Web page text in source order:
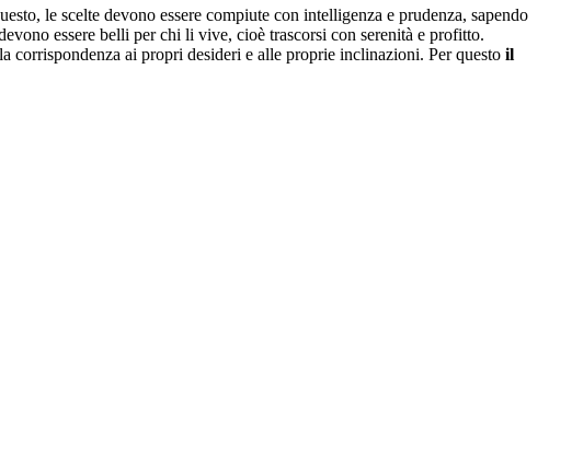
le scelte devono essere compiute con intelligenza e prudenza, sapendo
essere belli per chi li vive, cioè trascorsi con serenità e profitto.
corrispondenza ai propri desideri e alle proprie inclinazioni. Per questo il